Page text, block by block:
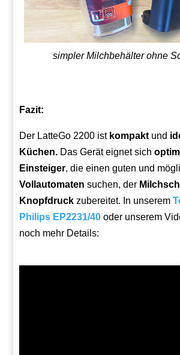
simpler Milchbehälter ohne
Fazit:
Der LatteGo 2200 ist kompakt und
Küchen. Das Gerät eignet sich
Einsteiger, die einen guten und
Vollautomatensuchen, der
Knopfdruck zubereitet. In unserem
Philips EP2231/40 oder unserem
noch mehr Details: